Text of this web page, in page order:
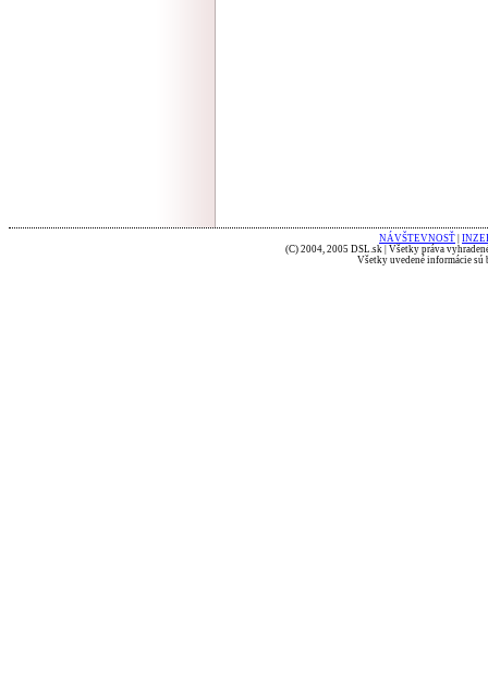
NÁVŠTEVNOSŤ
(C) 2004, 2005 DSL.sk | Všetky práva
Všetky uvedené informácie sú